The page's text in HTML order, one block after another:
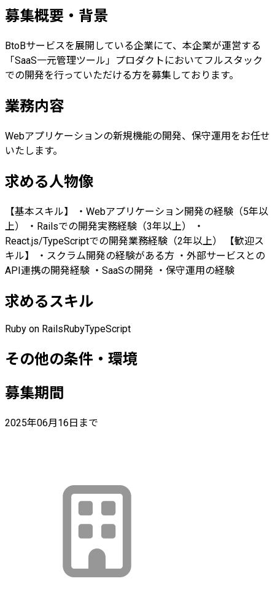
募集概要・背景
BtoBサービスを展開している企業にて、本企業が運営する
「SaaS一元管理ツール」プロダクトにおいてフルスタック
での開発を行っていただける方を募集しております。
業務内容
Webアプリケーションの新規機能の開発、保守運用をお任せ
いたします。
求める人物像
【基本スキル】 ・Webアプリケーション開発の経験（5年以
上） ・Railsでの開発実務経験（3年以上） ・
React.js/TypeScriptでの開発業務経験（2年以上） 【歓迎ス
キル】 ・スクラム開発の経験がある方 ・外部サービスとの
API連携の開発経験 ・SaaSの開発 ・保守運用の経験
求めるスキル
Ruby on RailsRubyTypeScript
その他の条件・環境
募集期間
2025年06月16日まで